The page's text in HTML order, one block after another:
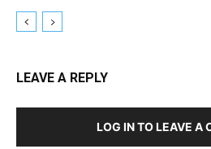
LEAVE A REPLY
LOG IN TO LEAVE A